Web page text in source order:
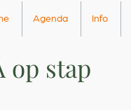
Agenda Info
op stap